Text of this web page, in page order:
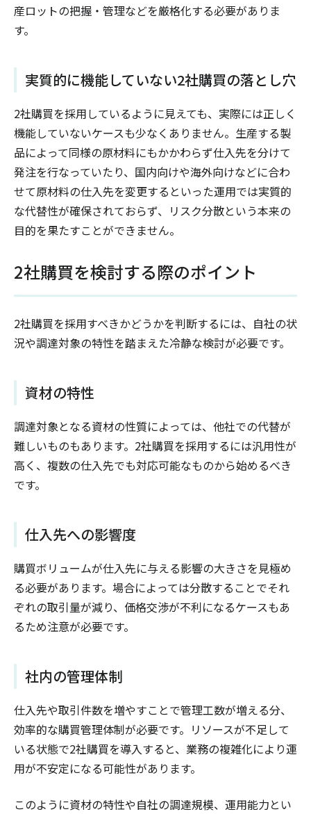
産ロットの把握・管理などを厳格化する必要がありま
す。
実質的に機能していない2社購買の落とし穴
2社購買を採用しているように見えても、実際には正しく
機能していないケースも少なくありません。生産する製
品によって同様の原材料にもかかわらず仕入先を分けて
発注を行なっていたり、国内向けや海外向けなどに合わ
せて原材料の仕入先を変更するといった運用では実質的
な代替性が確保されておらず、リスク分散という本来の
目的を果たすことができません。
2社購買を検討する際のポイント
2社購買を採用すべきかどうかを判断するには、自社の状
況や調達対象の特性を踏まえた冷静な検討が必要です。
資材の特性
調達対象となる資材の性質によっては、他社での代替が
難しいものもあります。2社購買を採用するには汎用性が
高く、複数の仕入先でも対応可能なものから始めるべき
です。
仕入先への影響度
購買ボリュームが仕入先に与える影響の大きさを見極め
る必要があります。場合によっては分散することでそれ
ぞれの取引量が減り、価格交渉が不利になるケースもあ
るため注意が必要です。
社内の管理体制
仕入先や取引件数を増やすことで管理工数が増える分、
効率的な購買管理体制が必要です。リソースが不足して
いる状態で2社購買を導入すると、業務の複雑化により運
用が不安定になる可能性があります。
このように資材の特性や自社の調達規模、運用能力とい